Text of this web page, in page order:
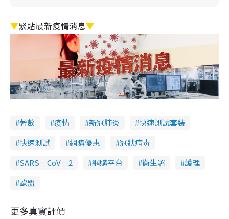
▼緊貼最新疫情消息▼
著數 疫情 新冠肺炎
快速測試套裝
快速測試
網購優惠
冠狀病毒
SARS－CoV－2
網購平台 衞生署
護理
歐盟
更多真實評價